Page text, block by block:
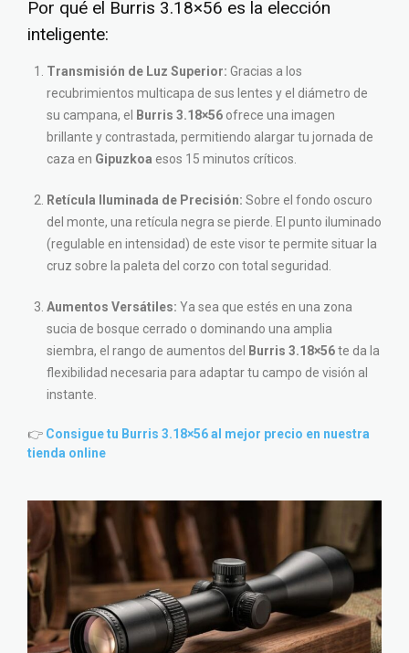
Por qué el Burris 3.18×56 es la elección
inteligente:
Transmisión de Luz Superior: Gracias a los
recubrimientos multicapa de sus lentes y el diámetro de
su campana, el
Burris 3.18×56 ofrece una imagen
brillante y contrastada, permitiendo alargar tu jornada de
caza en Gipuzkoa esos 15 minutos críticos.
Retícula Iluminada de Precisión: Sobre el fondo oscuro
del monte, una retícula negra se pierde. El punto iluminado
(regulable en intensidad) de este visor te permite situar la
cruz sobre la paleta del corzo con total seguridad.
Aumentos Versátiles: Ya sea que estés en una zona
sucia de bosque cerrado o dominando una amplia
siembra, el rango de aumentos del
Burris 3.18×56te da la
flexibilidad necesaria para adaptar tu campo de visión al
instante.
👉 Consigue tu Burris 3.18×56 al mejor precio en nuestra
tienda online